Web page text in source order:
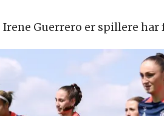
Irene Guerrero er spillere